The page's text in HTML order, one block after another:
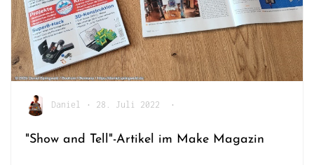
Daniel • 28. Juli 2022 •
"Show and Tell"-Artikel im Make Magazin